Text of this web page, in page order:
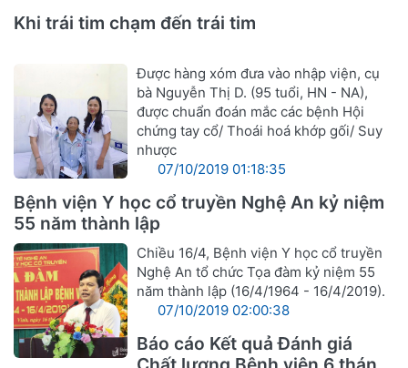
Khi trái tim chạm đến trái tim
Được hàng xóm đưa vào nhập viện, cụ
bà Nguyễn Thị D. (95 tuổi, HN - NA),
được chuẩn đoán mắc các bệnh Hội
chứng tay cổ/ Thoái hoá khớp gối/ Suy
nhược
07/10/2019 01:18:35
Bệnh viện Y học cổ truyền Nghệ An kỷ niệm
55 năm thành lập
Chiều 16/4, Bệnh viện Y học cổ truyền
Nghệ An tổ chức Tọa đàm kỷ niệm 55
năm thành lập (16/4/1964 - 16/4/2019).
07/10/2019 02:00:38
Báo cáo Kết quả Đánh giá